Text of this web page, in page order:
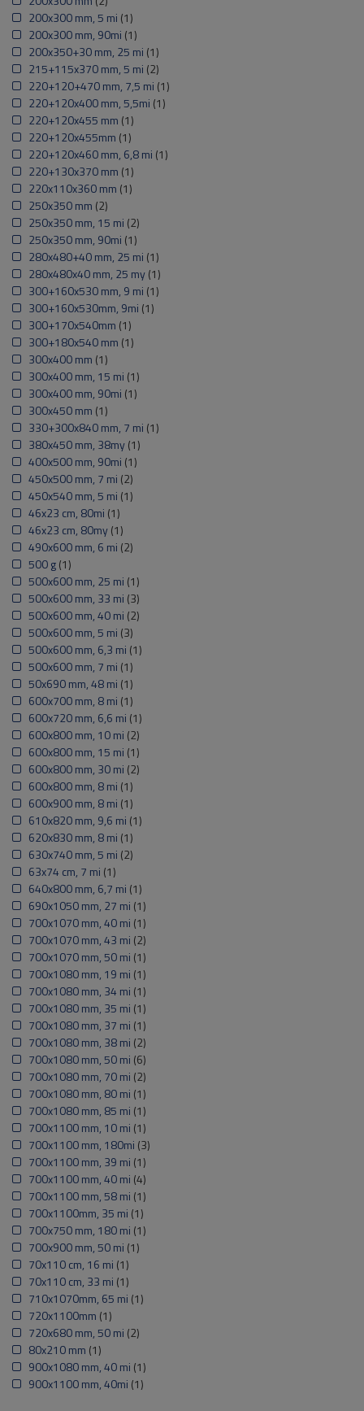
200x300 mm, 5 mi (1)
200x300 mm, 90mi (1)
200x350+30 mm, 25 mi (1)
215+115x370 mm, 5 mi (2)
220+120+470 mm, 7,5 mi (1)
220+120x400 mm, 5,5mi (1)
220+120x455 mm (1)
220+120x455mm (1)
220+120x460 mm, 6,8 mi (1)
220+130x370 mm (1)
220x110x360 mm (1)
250x350 mm (2)
250x350 mm, 15 mi (2)
250x350 mm, 90mi (1)
280x480+40 mm, 25 mi (1)
280x480x40 mm, 25 my (1)
300+160x530 mm, 9 mi (1)
300+160x530mm, 9mi (1)
300+170x540mm (1)
300+180x540 mm (1)
300x400 mm (1)
300x400 mm, 15 mi (1)
300x400 mm, 90mi (1)
300x450 mm (1)
330+300x840 mm, 7 mi (1)
380x450 mm, 38my (1)
400x500 mm, 90mi (1)
450x500 mm, 7 mi (2)
450x540 mm, 5 mi (1)
46x23 cm, 80mi (1)
46x23 cm, 80my (1)
490x600 mm, 6 mi (2)
500 g (1)
500x600 mm, 25 mi (1)
500x600 mm, 33 mi (3)
500x600 mm, 40 mi (2)
500x600 mm, 5 mi (3)
500x600 mm, 6,3 mi (1)
500x600 mm, 7 mi (1)
50x690 mm, 48 mi (1)
600x700 mm, 8 mi (1)
600x720 mm, 6,6 mi (1)
600x800 mm, 10 mi (2)
600x800 mm, 15 mi (1)
600x800 mm, 30 mi (2)
600x800 mm, 8 mi (1)
600x900 mm, 8 mi (1)
610x820 mm, 9,6 mi (1)
620x830 mm, 8 mi (1)
630x740 mm, 5 mi (2)
63x74 cm, 7 mi (1)
640x800 mm, 6,7 mi (1)
690x1050 mm, 27 mi (1)
700x1070 mm, 40 mi (1)
700x1070 mm, 43 mi (2)
700x1070 mm, 50 mi (1)
700x1080 mm, 19 mi (1)
700x1080 mm, 34 mi (1)
700x1080 mm, 35 mi (1)
700x1080 mm, 37 mi (1)
700x1080 mm, 38 mi (2)
700x1080 mm, 50 mi (6)
700x1080 mm, 70 mi (2)
700x1080 mm, 80 mi (1)
700x1080 mm, 85 mi (1)
700x1100 mm, 10 mi (1)
700x1100 mm, 180mi (3)
700x1100 mm, 39 mi (1)
700x1100 mm, 40 mi (4)
700x1100 mm, 58 mi (1)
700x1100mm, 35 mi (1)
700x750 mm, 180 mi (1)
700x900 mm, 50 mi (1)
70x110 cm, 16 mi (1)
70x110 cm, 33 mi (1)
710x1070mm, 65 mi (1)
720x1100mm (1)
720x680 mm, 50 mi (2)
80x210 mm (1)
900x1080 mm, 40 mi (1)
900x1100 mm, 40mi (1)